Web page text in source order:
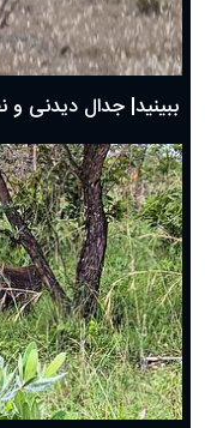
حضرت زینب(س) چگونه از
بهترین پیامک تبریک روز پدر ۱۴۰۴؛ جملات زیبا و
ببینید| جدال دیدنی